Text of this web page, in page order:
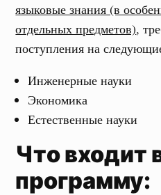
языковые знания (в
отдельных предметов),
поступления на
Инженерные науки
Экономика
Естественные науки
Что входит
программу: